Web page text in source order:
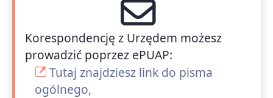
Korespondencję z Urzędem możesz
prowadzić poprzez ePUAP:
Tutaj znajdziesz link do pisma
ogólnego,